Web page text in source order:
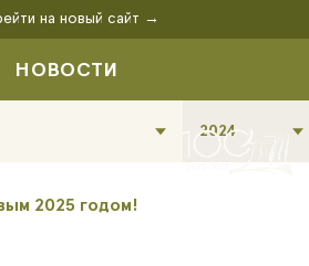
на новый сайт →
НОВОСТИ
2024
2025 годом!